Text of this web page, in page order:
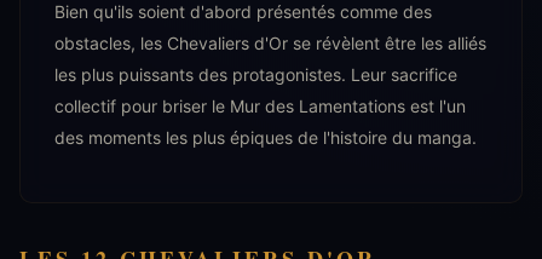
Bien qu'ils soient d'abord présentés comme des
obstacles, les Chevaliers d'Or se révèlent être les alliés
les plus puissants des protagonistes. Leur sacrifice
collectif pour briser le Mur des Lamentations est l'un
des moments les plus épiques de l'histoire du manga.